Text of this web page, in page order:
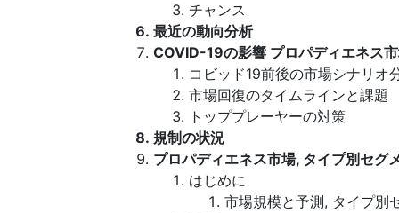
チャンス
最近の動向分析
COVID-19の影響 プロパディエネス
コビッド19前後の市場シナリオ
市場回復のタイムラインと課題
トッププレーヤーの対策
規制の状況
プロパディエネス市場, タイプ別セグ
はじめに
市場規模と予測, タイプ別